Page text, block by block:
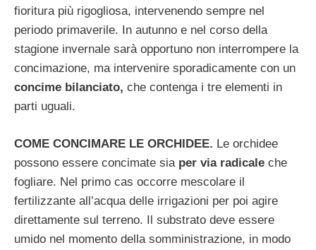
fioritura più rigogliosa, intervenendo sempre nel
periodo primaverile. In autunno e nel corso della
stagione invernale sarà opportuno non interrompere la
concimazione, ma intervenire sporadicamente con un
concime bilanciato, che contenga i tre elementi in
parti uguali.
COME CONCIMARE LE ORCHIDEE. Le orchidee
possono essere concimate sia per via radicale che
fogliare. Nel primo cas occorre mescolare il
fertilizzante all’acqua delle irrigazioni per poi agire
direttamente sul terreno. Il substrato deve essere
umido nel momento della somministrazione, in modo